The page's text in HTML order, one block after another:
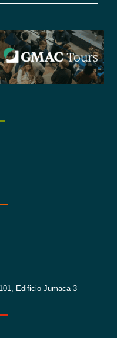
Edificio Jumaca 3